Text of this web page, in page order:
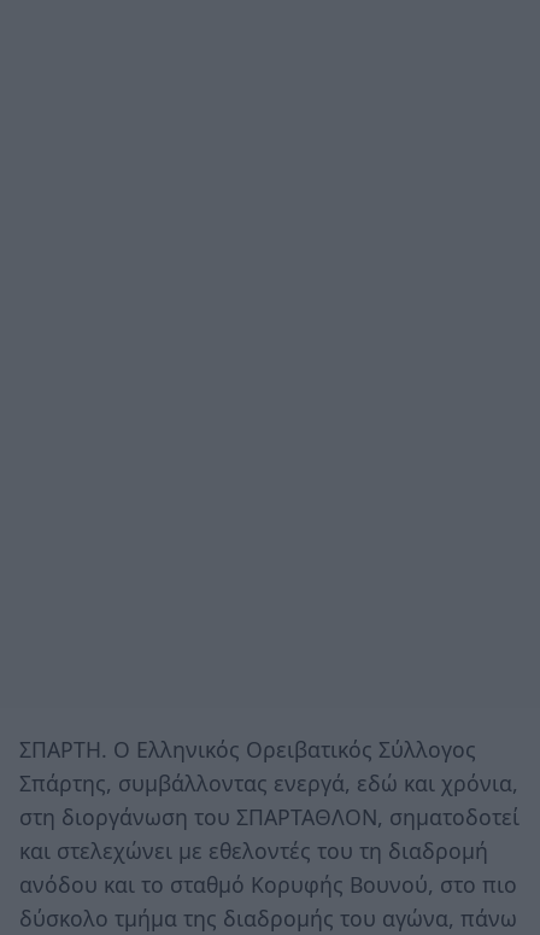
ΣΠΑΡΤΗ. Ο Ελληνικός Ορειβατικός Σύλλογος
Σπάρτης, συμβάλλοντας ενεργά, εδώ και χρόνια,
στη διοργάνωση του ΣΠΑΡΤΑΘΛΟΝ, σηματοδοτεί
και στελεχώνει με εθελοντές του τη διαδρομή
ανόδου και το σταθμό Κορυφής Βουνού, στο πιο
δύσκολο τμήμα της διαδρομής του αγώνα, πάνω